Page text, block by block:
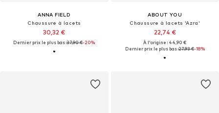
ANNA FIELD
Chaussure à lacets
30,32 €
Dernier prix le plus bas :37,90 €-20%
ABOUT YOU
Chaussure à lacets 'Azra'
22,74 €
À l'origine : 44,90 €
Dernier prix le plus bas :27,93 €-18%